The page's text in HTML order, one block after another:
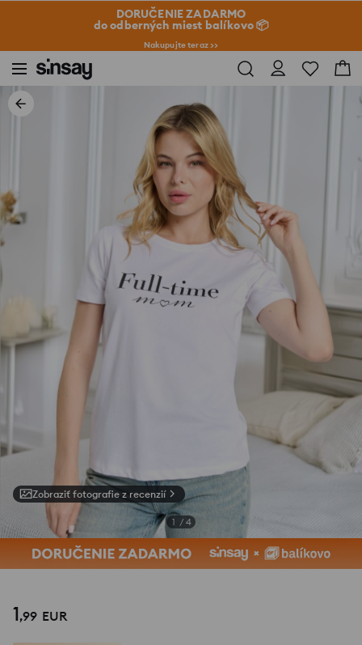
DORUČENIE ZADARMO
do odberných miest balíkovo 📦
Nakupujte teraz >>
Zobraziť fotografie z recenzií
1 / 4
1,99 EUR